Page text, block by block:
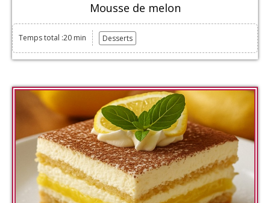
Mousse de melon
Temps total :20 min Desserts